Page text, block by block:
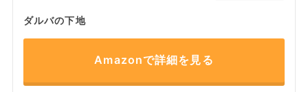
ダルバの下地
Amazonで詳細を見る